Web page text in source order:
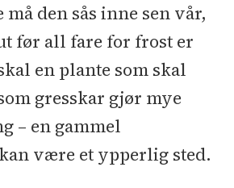
den sås inne sen vår,
før all fare for frost er
en plante som skal
gresskar gjør mye
– en gammel
være et ypperlig sted.